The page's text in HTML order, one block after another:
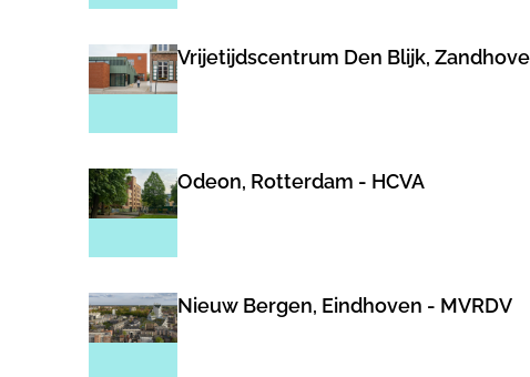
Vrijetijdscentrum Den Blijk,
Odeon, Rotterdam - HCVA
Nieuw Bergen, Eindhoven - MVRDV